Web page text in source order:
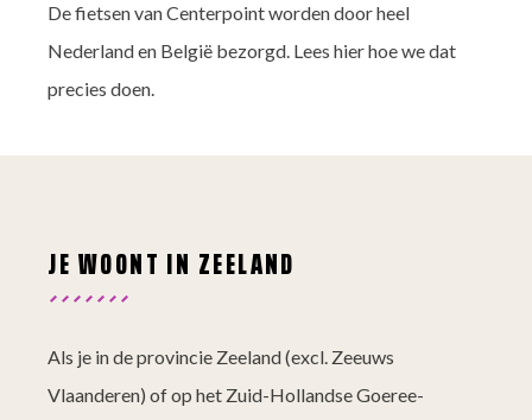
De fietsen van Centerpoint worden door heel
Nederland en België bezorgd. Lees hier hoe we dat
precies doen.
JE WOONT IN ZEELAND
Als je in de provincie Zeeland (excl. Zeeuws
Vlaanderen) of op het Zuid-Hollandse Goeree-